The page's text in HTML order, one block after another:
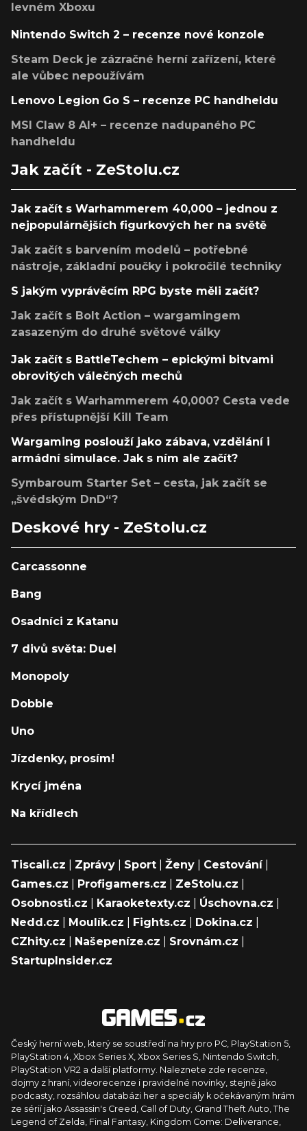
levném Xboxu
Nintendo Switch 2 – recenze nové konzole
Steam Deck je zázračné herní zařízení, které
ale vůbec nepoužívám
Lenovo Legion Go S – recenze PC handheldu
MSI Claw 8 AI+ – recenze nadupaného PC
handheldu
Jak začít - ZeStolu.cz
Jak začít s Warhammerem 40,000 – jednou z
nejpopulárnějších figurkových her na světě
Jak začít s barvením modelů – potřebné
nástroje, základní poučky i pokročilé techniky
S jakým vyprávěcím RPG byste měli začít?
Jak začít s Bolt Action – wargamingem
zasazeným do druhé světové války
Jak začít s BattleTechem – epickými bitvami
obrovitých válečných mechů
Jak začít s Warhammerem 40,000? Cesta vede
přes přístupnější Kill Team
Wargaming poslouží jako zábava, vzdělání i
armádní simulace. Jak s ním ale začít?
Symbaroum Starter Set – cesta, jak začít se
„švédským DnD“?
Deskové hry - ZeStolu.cz
Carcassonne
Bang
Osadníci z Katanu
7 divů světa: Duel
Monopoly
Dobble
Uno
Jízdenky, prosím!
Krycí jména
Na křídlech
Tiscali.cz Zprávy Sport Ženy Cestování|
Games.cz
Profigamers.cz ZeStolu.cz
Osobnosti.cz
Karaoketexty.cz Úschovna.cz
Nedd.cz
Moulík.cz Fights.cz Dokina.cz
CZhity.cz
Našepeníze.cz Srovnám.cz
StartupInsider.cz
Český herní web, který se soustředí na hry pro PC, PlayStation 5,
PlayStation 4, Xbox Series X, Xbox Series S, Nintendo Switch,
PlayStation VR2 a další platformy. Naleznete zde recenze,
dojmy z hraní, videorecenze i pravidelné novinky, stejně jako
podcasty, rozsáhlou databázi her a speciály k očekávaným hrám
ze sérií jako Assassin's Creed, Call of Duty, Grand Theft Auto, The
Legend of Zelda, Final Fantasy, Kingdom Come: Deliverance,